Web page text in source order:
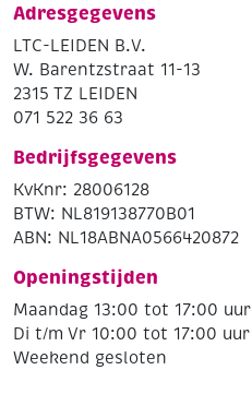
Adresgegevens
LTC-LEIDEN B.V.
W. Barentzstraat 11-13
2315 TZ LEIDEN
071 522 36 63
Bedrijfsgegevens
KvKnr: 28006128
BTW: NL819138770B01
ABN: NL18ABNA0566420872
Openingstijden
Maandag 13:00 tot 17:00 uur
Di t/m Vr 10:00 tot 17:00 uur
Weekend gesloten